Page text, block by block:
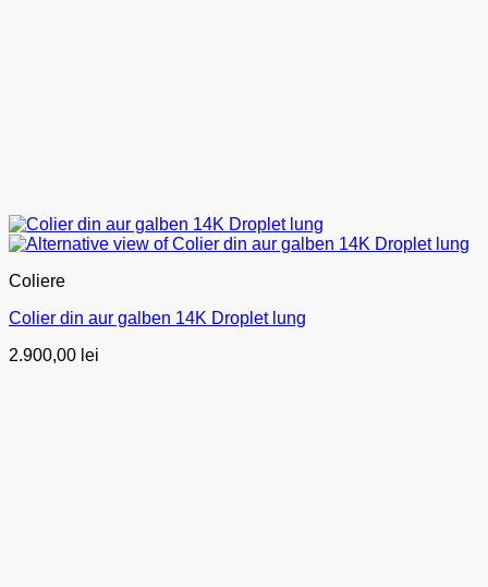
Coliere
Colier din aur galben 14K Droplet lung
2.900,00 lei